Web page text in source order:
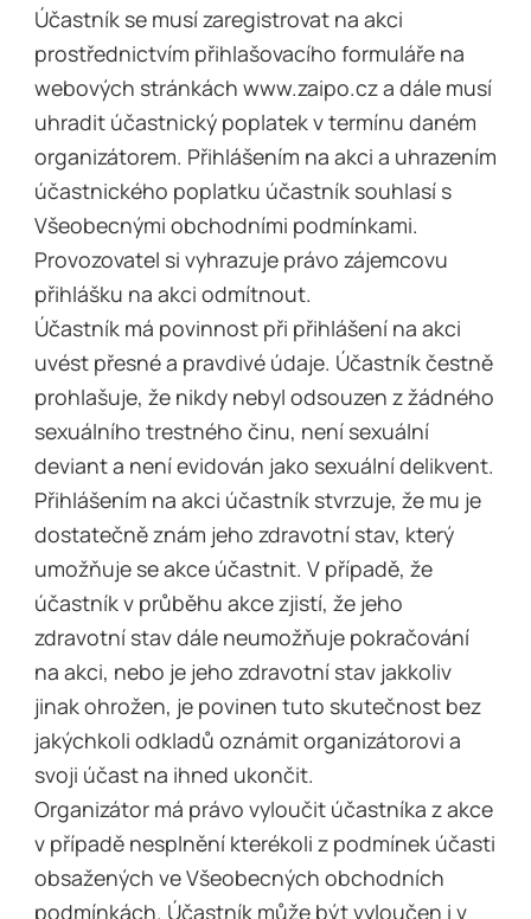
Účastník se musí zaregistrovat na akci
prostřednictvím přihlašovacího formuláře na
webových stránkách www.zaipo.cz a dále musí
uhradit účastnický poplatek v termínu daném
organizátorem. Přihlášením na akci a uhrazením
účastnického poplatku účastník souhlasí s
Všeobecnými obchodními podmínkami.
Provozovatel si vyhrazuje právo zájemcovu
přihlášku na akci odmítnout.
Účastník má povinnost při přihlášení na akci
uvést přesné a pravdivé údaje. Účastník čestně
prohlašuje, že nikdy nebyl odsouzen z žádného
sexuálního trestného činu, není sexuální
deviant a není evidován jako sexuální delikvent.
Přihlášením na akci účastník stvrzuje, že mu je
dostatečně znám jeho zdravotní stav, který
umožňuje se akce účastnit. V případě, že
účastník v průběhu akce zjistí, že jeho
zdravotní stav dále neumožňuje pokračování
na akci, nebo je jeho zdravotní stav jakkoliv
jinak ohrožen, je povinen tuto skutečnost bez
jakýchkoli odkladů oznámit organizátorovi a
svoji účast na ihned ukončit.
Organizátor má právo vyloučit účastníka z akce
v případě nesplnění kterékoli z podmínek účasti
obsažených ve Všeobecných obchodních
podmínkách. Účastník může být vyloučen i v